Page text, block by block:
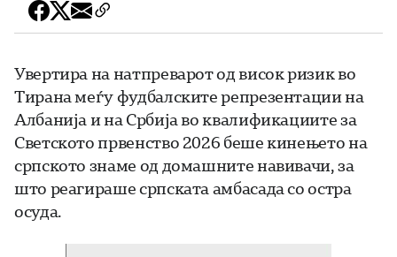
Увертира на натпреварот од висок ризик во
Тирана меѓу фудбалските репрезентации на
Албанија и на Србија во квалификациите за
Светското првенство 2026 беше кинењето на
српското знаме од домашните навивачи, за
што реагираше српската амбасада со остра
осуда.